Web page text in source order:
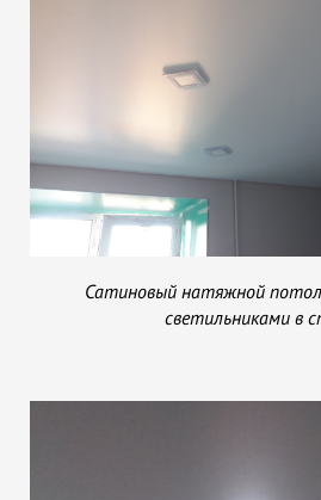
Сатиновый натяжной
светильниками в